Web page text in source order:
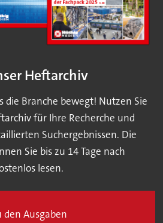
Heftarchiv
die Branche bewegt! Nutzen Sie
für Ihre Recherche und
Suchergebnissen. Die
Sie bis zu 14 Tage nach
lesen.
den Ausgaben